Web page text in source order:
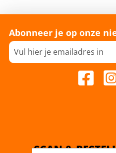
Abonneer je op onze